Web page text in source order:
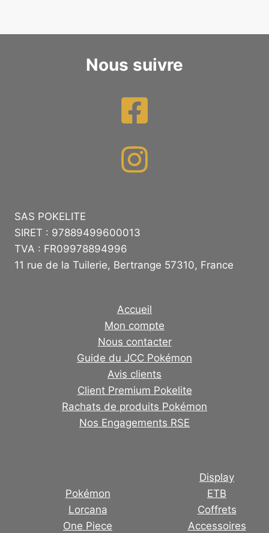
Nous suivre
SAS POKELITE
SIRET : 97889499600013
TVA : FR09978894996
11 rue de la Tuilerie, Bertrange 57310, France
Accueil
Mon compte
Nous contacter
Guide du JCC Pokémon
Avis clients
Client Premium Pokelite
Rachats de produits Pokémon
Nos Engagements RSE
Pokémon
Lorcana
One Piece
Display
ETB
Coffrets
Accessoires